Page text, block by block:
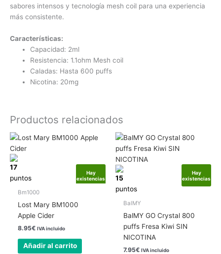
sabores intensos y tecnología mesh coil para una experiencia
más consistente.
Características:
Capacidad: 2ml
Resistencia: 1.1ohm Mesh coil
Caladas: Hasta 600 puffs
Nicotina: 20mg
Productos relacionados
Hay
existencias
17
puntos
Bm1000
Lost Mary BM1000
Apple Cider
8.95€ IVA incluido
Añadir al carrito
Hay
existencias
15
puntos
BalMY
BalMY GO Crystal 800
puffs Fresa Kiwi SIN
NICOTINA
7.95€ IVA incluido